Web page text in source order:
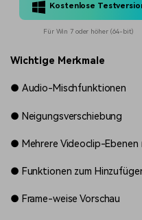
Kostenlose
Für Win 7 oder höher (64-bit)
Wichtige Merkmale
● Audio-Mischfunktionen
● Neigungsverschiebung
● Mehrere Videoclip-Ebenen
● Funktionen zum
● Frame-weise Vorschau